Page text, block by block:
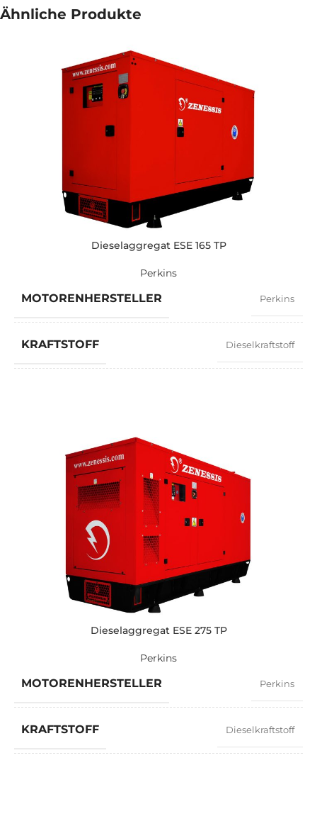
Ähnliche Produkte
Dieselaggregat ESE 165 TP
Perkins
MOTORENHERSTELLER Perkins
KRAFTSTOFF Dieselkraftstoff
GESCHWINDIGKEIT
STROMSTÄRKE
STANDARDSPANNUNG
LEISTUNG (KVA)
Dieselaggregat ESE 275 TP
Perkins
MOTORENHERSTELLER Perkins
KRAFTSTOFF Dieselkraftstoff